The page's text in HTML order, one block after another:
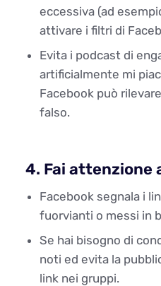
eccessiva (ad
attivare i filtri di
Evita i podcast di
artificialmente mi
Facebook può
falso.
4. Fai attenzione
Facebook segnala i
fuorvianti o messi in
Se hai bisogno di
noti ed evita la
link nei gruppi.